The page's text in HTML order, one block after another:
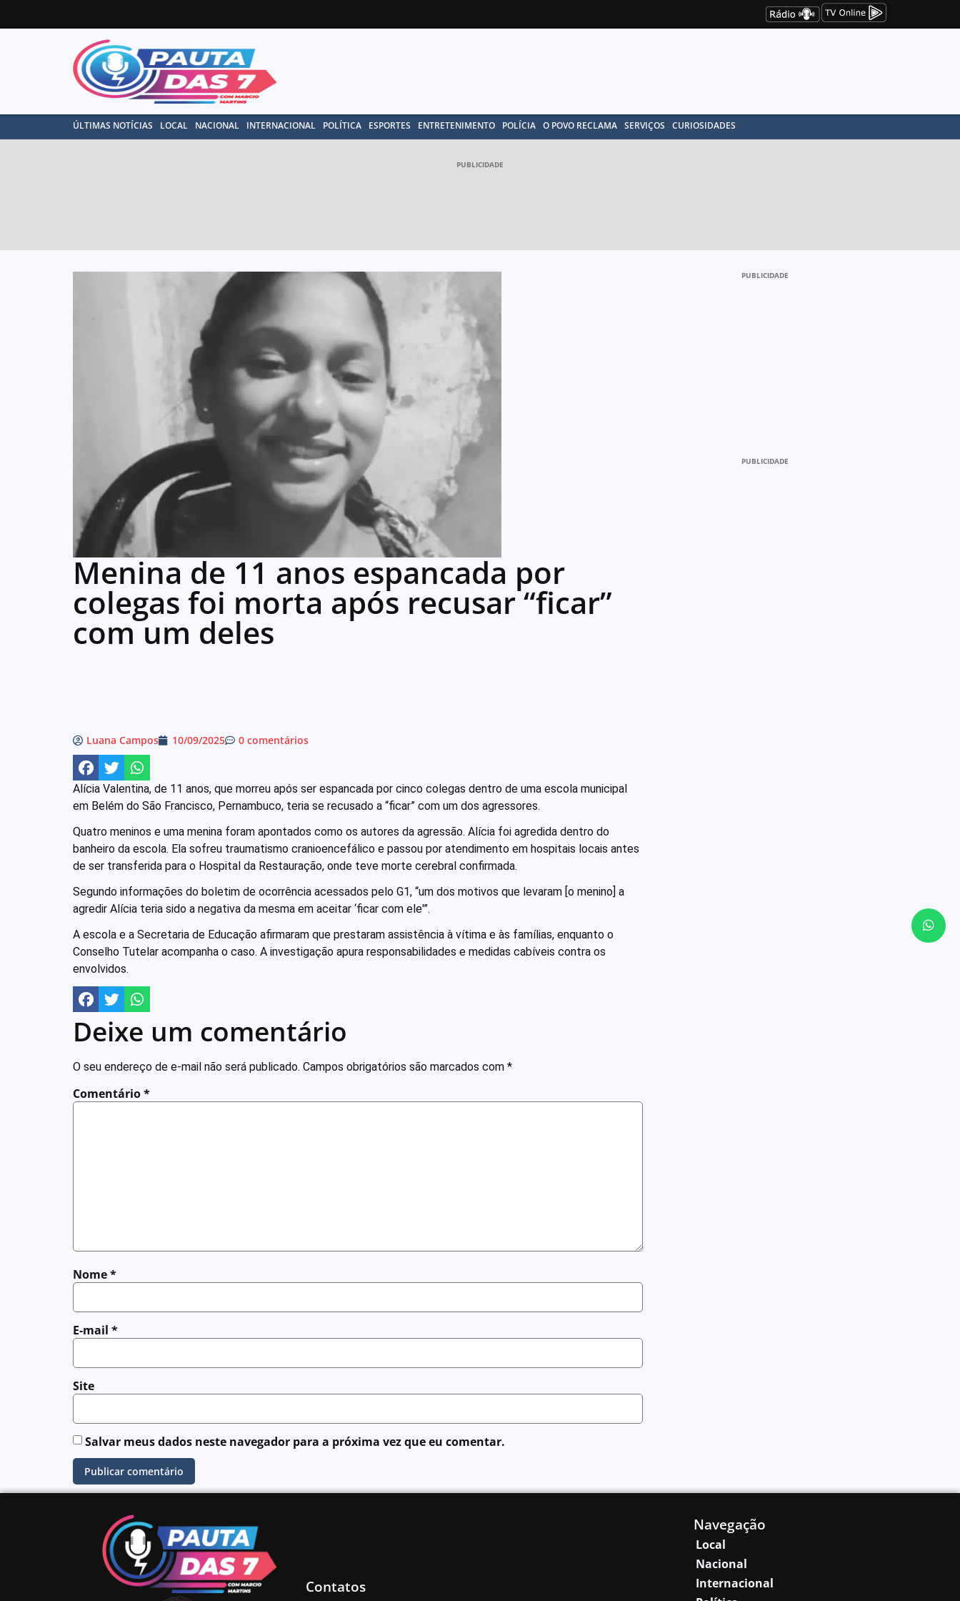
ÚLTIMAS NOTÍCIAS LOCAL NACIONAL INTERNACIONAL POLÍTICA ESPORTES ENTRETENIMENTO POLÍCIA O POVO RECLAMA SERVIÇOS CURIOSIDADES
PUBLICIDADE
Menina de 11 anos espancada por
colegas foi morta após recusar “ficar”
com um deles
Luana Campos 10/09/2025 0 comentários
Alícia Valentina, de 11 anos, que morreu após ser espancada por cinco colegas dentro de uma escola municipal
em Belém do São Francisco, Pernambuco, teria se recusado a “ficar” com um dos agressores.
Quatro meninos e uma menina foram apontados como os autores da agressão. Alícia foi agredida dentro do
banheiro da escola. Ela sofreu traumatismo cranioencefálico e passou por atendimento em hospitais locais antes
de ser transferida para o Hospital da Restauração, onde teve morte cerebral confirmada.
Segundo informações do boletim de ocorrência acessados pelo G1, “um dos motivos que levaram [o menino] a
agredir Alícia teria sido a negativa da mesma em aceitar ‘ficar com ele'”.
A escola e a Secretaria de Educação afirmaram que prestaram assistência à vítima e às famílias, enquanto o
Conselho Tutelar acompanha o caso. A investigação apura responsabilidades e medidas cabíveis contra os
envolvidos.
Deixe um comentário
O seu endereço de e-mail não será publicado. Campos obrigatórios são marcados com *
Comentário*
Nome*
E-mail *
Site
Salvar meus dados neste navegador para a próxima vez que eu comentar.
PUBLICIDADE
PUBLICIDADE
Contatos
Navegação
Local
Nacional
Internacional